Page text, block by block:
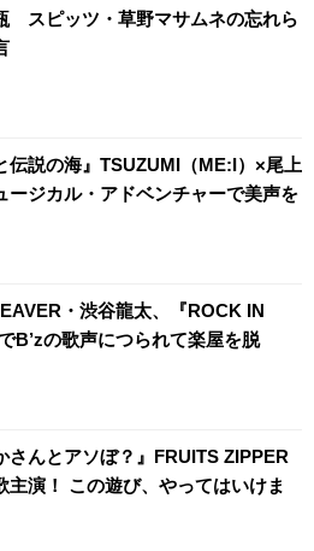
スピッツ・草野マサムネの忘れら
伝説の海』TSUZUMI（ME:I）×尾上
ージカル・アドベンチャーで美声を
・渋谷龍太、『ROCK IN
B’zの歌声につられて楽屋を脱
さんとアソぼ？』FRUITS ZIPPER
主演！ この遊び、やってはいけま